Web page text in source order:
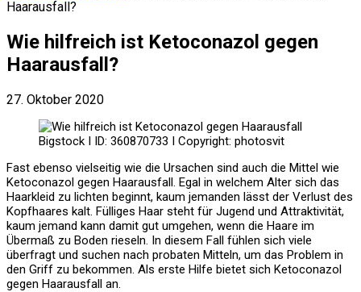
Haarausfall?
Wie hilfreich ist Ketoconazol gegen
Haarausfall?
27. Oktober 2020
Bigstock I ID: 360870733 I Copyright: photosvit
Fast ebenso vielseitig wie die Ursachen sind auch die Mittel wie
Ketoconazol gegen Haarausfall. Egal in welchem Alter sich das
Haarkleid zu lichten beginnt, kaum jemanden lässt der Verlust des
Kopfhaares kalt. Fülliges Haar steht für Jugend und Attraktivität,
kaum jemand kann damit gut umgehen, wenn die Haare im
Übermaß zu Boden rieseln. In diesem Fall fühlen sich viele
überfragt und suchen nach probaten Mitteln, um das Problem in
den Griff zu bekommen. Als erste Hilfe bietet sich Ketoconazol
gegen Haarausfall an.